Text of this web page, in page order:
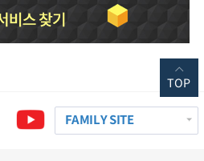
FAMILY SITE
TOP